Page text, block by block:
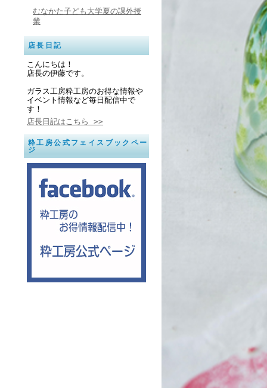
むなかた子ども大学夏の課外授
業
店長日記
こんにちは！
店長の伊藤です。
ガラス工房粋工房のお得な情報や
イベント情報など毎日配信中で
す！
店長日記はこちら >>
粋工房公式フェイスブックペー
ジ